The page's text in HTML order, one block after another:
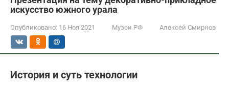
искусство южного урала
Опубликовано: 16 Ноя 2021 Музеи РФ Алексей Смирнов
История и суть технологии